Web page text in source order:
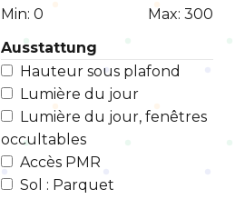
Min: 0 Max: 300
Ausstattung
Hauteur sous plafond
Lumière du jour
Lumière du jour, fenêtres
occultables
Accès PMR
Sol : Parquet